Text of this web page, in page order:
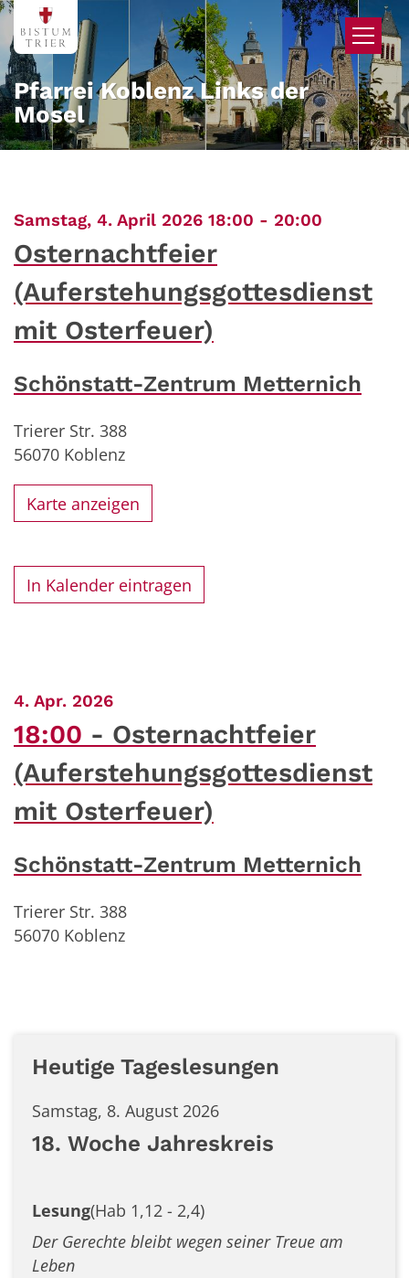
Zum Inhalt springen
Pfarrei Koblenz Links der
Mosel
Samstag, 4. April 2026 18:00 - 20:00
Osternachtfeier
(Auferstehungsgottesdienst
mit Osterfeuer)
Schönstatt-Zentrum Metternich
Trierer Str. 388
56070 Koblenz
Karte anzeigen
In Kalender eintragen
4. Apr. 2026:
18:00
Osternachtfeier
(Auferstehungsgottesdienst
mit Osterfeuer)
Schönstatt-Zentrum Metternich
Trierer Str. 388
56070 Koblenz
Heutige Tageslesungen
Samstag, 8. August 2026
18. Woche Jahreskreis
Lesung(Hab 1,12 - 2,4)
Der Gerechte bleibt wegen seiner Treue am
Leben